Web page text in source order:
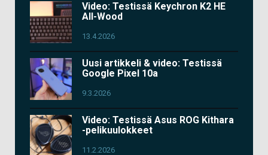
Video: Testissä Keychron K2 HE
All-Wood
13.4.2026
Uusi artikkeli & video: Testissä
Google Pixel 10a
9.3.2026
Video: Testissä Asus ROG Kithara
-pelikuulokkeet
11.2.2026